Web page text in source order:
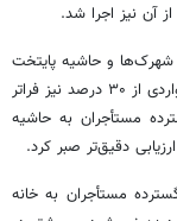
آن نیز اجرا شد.
شهرک‌ها و حاشیه پایتخت
نرخ رشد اجاره نسبت به داخل شهر بیشتر بوده و در مواردی از ۳۰ درصد نیز فراتر
مستأجران به حاشیه
دقیق‌تر صبر کرد.
مستأجران به خانه